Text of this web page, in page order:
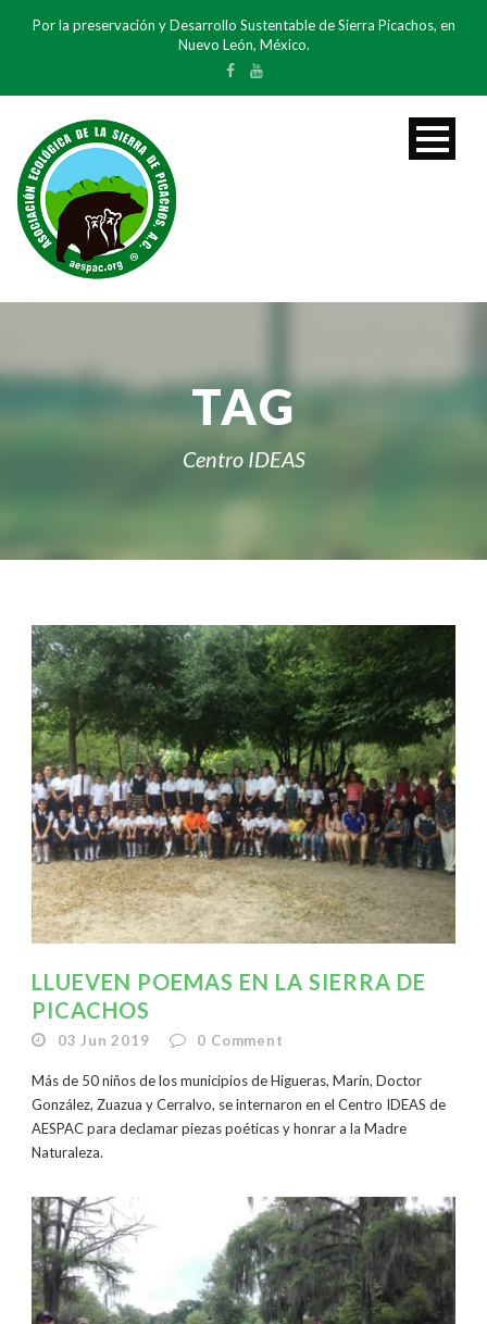
Por la preservación y Desarrollo Sustentable de Sierra Picachos, en
Nuevo León, México.
TAG
Centro IDEAS
LLUEVEN POEMAS EN LA SIERRA DE
PICACHOS
03 Jun 2019 0 Comment
Más de 50 niños de los municipios de Higueras, Marín, Doctor
González, Zuazua y Cerralvo, se internaron en el Centro IDEAS de
AESPAC para declamar piezas poéticas y honrar a la Madre
Naturaleza.